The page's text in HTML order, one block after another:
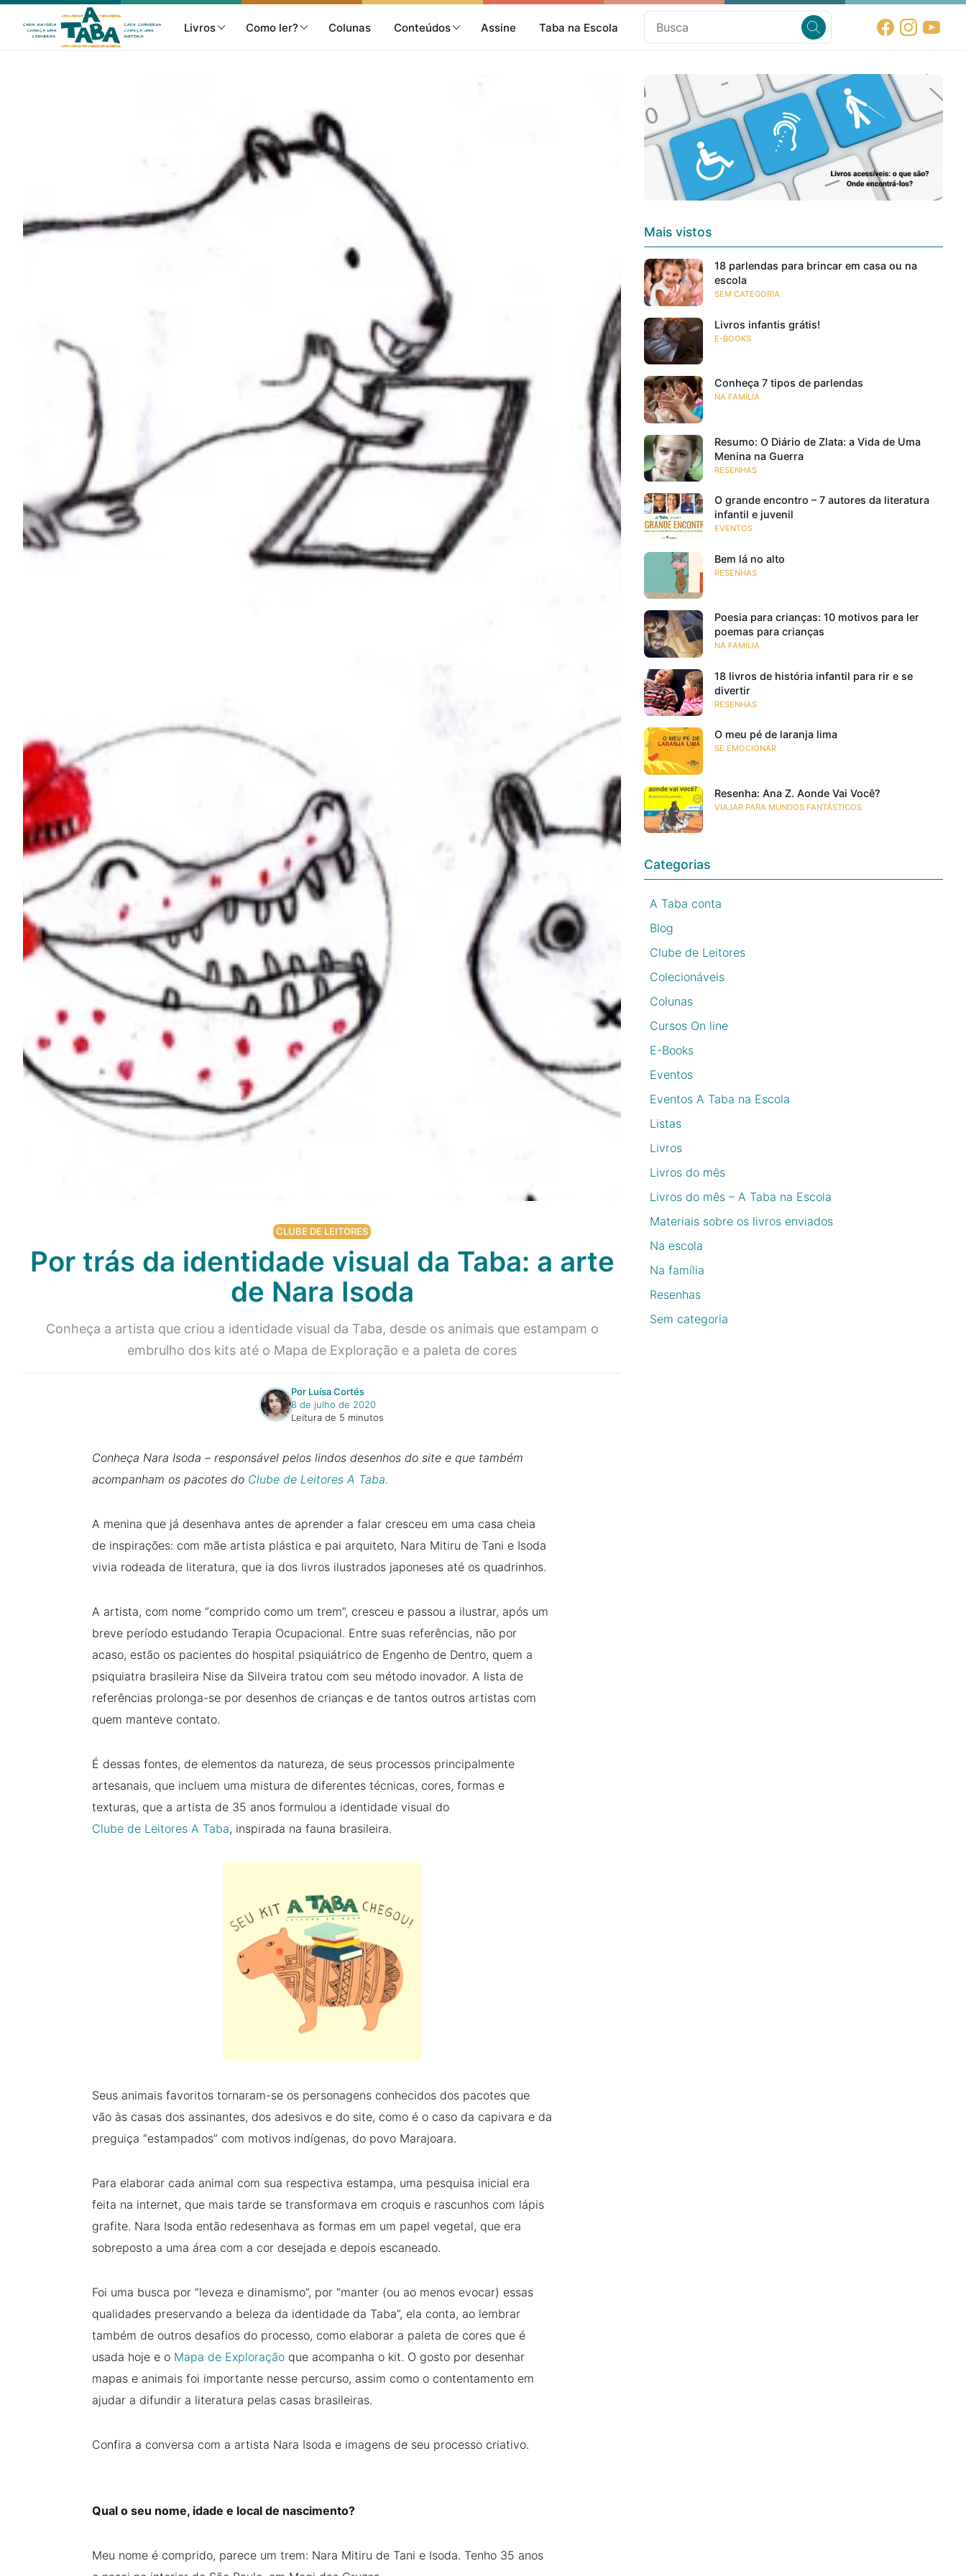
Livros Como ler? Colunas Conteúdos Assine Taba na Escola
Na escola
Colecionáveis
Cursos On line
Taba na Escola
CLUBE DE LEITORES
Por trás da identidade visual da Taba: a arte
de Nara Isoda
Conheça a artista que criou a identidade visual da Taba, desde os animais que estampam o
embrulho dos kits até o Mapa de Exploração e a paleta de cores
Por Luísa Cortés
8 de julho de 2020
Leitura de 5 minutos
Conheça Nara Isoda – responsável pelos lindos desenhos do site e que também
acompanham os pacotes do Clube de Leitores A Taba.
A menina que já desenhava antes de aprender a falar cresceu em uma casa cheia
de inspirações: com mãe artista plástica e pai arquiteto, Nara Mitiru de Tani e Isoda
vivia rodeada de literatura, que ia dos livros ilustrados japoneses até os quadrinhos.
A artista, com nome “comprido como um trem”, cresceu e passou a ilustrar, após um
breve período estudando Terapia Ocupacional. Entre suas referências, não por
acaso, estão os pacientes do hospital psiquiátrico de Engenho de Dentro, quem a
psiquiatra brasileira Nise da Silveira tratou com seu método inovador. A lista de
referências prolonga-se por desenhos de crianças e de tantos outros artistas com
quem manteve contato.
É dessas fontes, de elementos da natureza, de seus processos principalmente
artesanais, que incluem uma mistura de diferentes técnicas, cores, formas e
texturas, que a artista de 35 anos formulou a identidade visual do
Clube de Leitores A Taba, inspirada na fauna brasileira.
Seus animais favoritos tornaram-se os personagens conhecidos dos pacotes que
vão às casas dos assinantes, dos adesivos e do site, como é o caso da capivara e da
preguiça “estampados” com motivos indígenas, do povo Marajoara.
Para elaborar cada animal com sua respectiva estampa, uma pesquisa inicial era
feita na internet, que mais tarde se transformava em croquis e rascunhos com lápis
grafite. Nara Isoda então redesenhava as formas em um papel vegetal, que era
sobreposto a uma área com a cor desejada e depois escaneado.
Foi uma busca por “leveza e dinamismo”, por “manter (ou ao menos evocar) essas
qualidades preservando a beleza da identidade da Taba”, ela conta, ao lembrar
também de outros desafios do processo, como elaborar a paleta de cores que é
usada hoje e o Mapa de Exploração que acompanha o kit. O gosto por desenhar
mapas e animais foi importante nesse percurso, assim como o contentamento em
ajudar a difundir a literatura pelas casas brasileiras.
Confira a conversa com a artista Nara Isoda e imagens de seu processo criativo.
Qual o seu nome, idade e local de nascimento?
Meu nome é comprido, parece um trem: Nara Mitiru de Tani e Isoda. Tenho 35 anos
Mais vistos
18 parlendas para brincar em casa ou na
escola
SEM CATEGORIA
Livros infantis grátis!
E-BOOKS
Conheça 7 tipos de parlendas
NA FAMÍLIA
Resumo: O Diário de Zlata: a Vida de Uma
Menina na Guerra
RESENHAS
O grande encontro – 7 autores da literatura
infantil e juvenil
EVENTOS
Bem lá no alto
RESENHAS
Poesia para crianças: 10 motivos para ler
poemas para crianças
NA FAMÍLIA
18 livros de história infantil para rir e se
divertir
RESENHAS
O meu pé de laranja lima
SE EMOCIONAR
Resenha: Ana Z. Aonde Vai Você?
VIAJAR PARA MUNDOS FANTÁSTICOS
Categorias
A Taba conta
Blog
Clube de Leitores
Colecionáveis
Colunas
Cursos On line
E-Books
Eventos
Eventos A Taba na Escola
Listas
Livros
Livros do mês
Livros do mês – A Taba na Escola
Materiais sobre os livros enviados
Na escola
Na família
Resenhas
Sem categoria